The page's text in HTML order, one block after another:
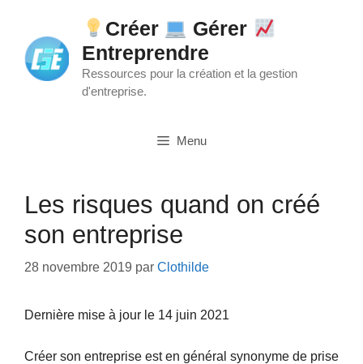
contenu
Créer
Gérer
Entreprendre
Ressources pour la création et la gestion
d'entreprise.
Menu
Les risques quand on créé
son entreprise
28 novembre 2019 par Clothilde
Dernière mise à jour le 14 juin 2021
Créer son entreprise est en général synonyme de prise